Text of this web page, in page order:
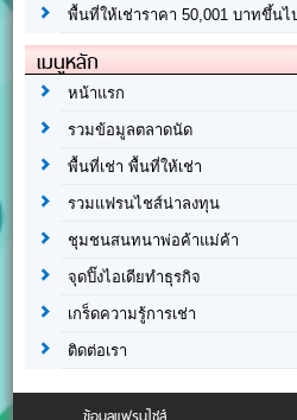
พื้นที่ให้เช่าราคา 50,001 บาทขึ้นไป
เมนูหลัก
หน้าแรก
รวมข้อมูลตลาดนัด
พื้นที่เช่า พื้นที่ให้เช่า
รวมแฟรนไชส์น่าลงทุน
ชุมชนสนทนาพ่อค้าแม่ค้า
จุดปิ๊งไอเดียทำธุรกิจ
เกร็ดความรู้การเช่า
ติดต่อเรา